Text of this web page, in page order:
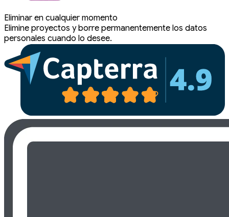
Eliminar en cualquier momento
Elimine proyectos y borre permanentemente los datos
personales cuando lo desee.